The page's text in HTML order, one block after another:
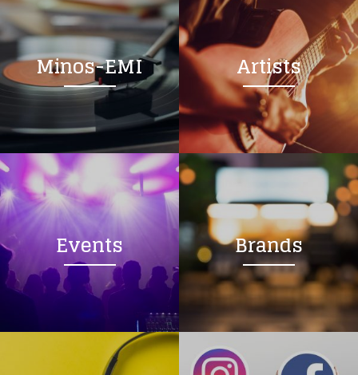
Minos-EMI Artists
Events Brands